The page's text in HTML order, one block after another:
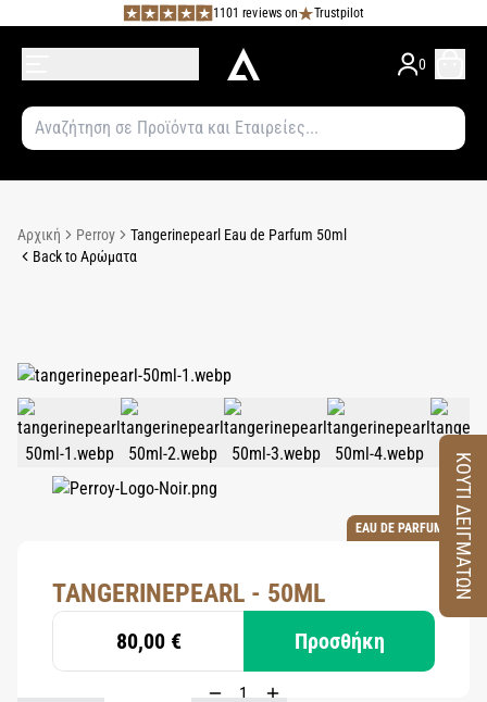
1101 reviews on Trustpilot
0
Αρχική Perroy
Tangerinepearl Eau de Parfum 50ml
Back to Αρώματα
EAU DE PARFUM
TANGERINEPEARL - 50ML
80,00 € Προσθήκη
ΚΟΥΤΙ ΔΕΙΓΜΑΤΩΝ